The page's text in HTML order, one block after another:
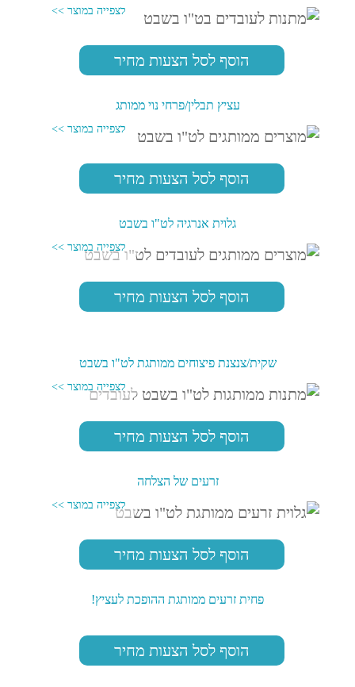
הוסף לסל הצעות מחיר
עציץ תבלין/פרחי נוי ממותג
הוסף לסל הצעות מחיר
גלוית אנרגיה לט"ו בשבט
הוסף לסל הצעות מחיר
שקית/צנצנת פיצוחים ממותגת לט"ו בשבט
הוסף לסל הצעות מחיר
זרעים של הצלחה
הוסף לסל הצעות מחיר
פחית זרעים ממותגת ההופכת לעציץ!
הוסף לסל הצעות מחיר